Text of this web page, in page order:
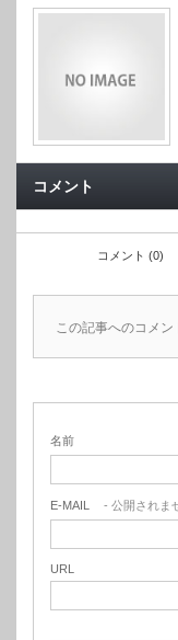
コメント
コメント (0)
この記事へのコメン
名前
E-MAIL - 公開されま
URL